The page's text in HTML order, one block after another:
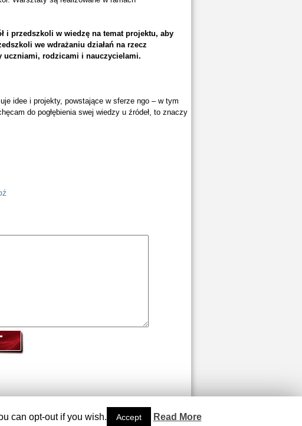
i przedszkoli w wiedzę na temat projektu, aby
we wdrażaniu działań na rzecz
uczniami, rodzicami i nauczycielami.
idee i projekty, powstające w sferze ngo – w tym
do pogłębienia swej wiedzy u źródeł, to znaczy
can opt-out if you wish. Accept Read More